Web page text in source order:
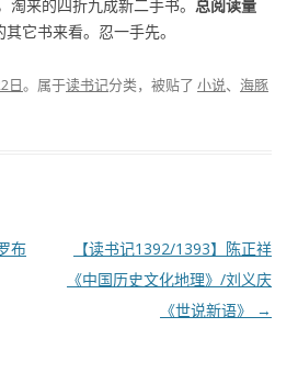
来的四折九成新二手书。 总阅读量
它书来看。忍一手先。
日。属于读书记分类，被贴了 小说、 海豚
布
【读书记1392/1393】陈正祥
《中国历史文化地理》/刘义庆
《世说新语》
→